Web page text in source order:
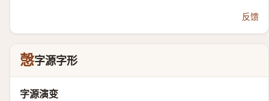
反馈
愨字源字形
字源演变